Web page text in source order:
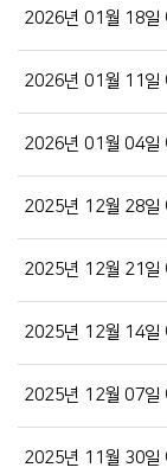
2026년 01월 18일
2026년 01월 11일
2026년 01월 04일
2025년 12월 28일
2025년 12월 21일
2025년 12월 14일
2025년 12월 07일
2025년 11월 30일